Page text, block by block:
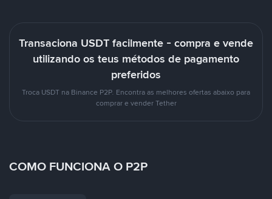
Transaciona USDT facilmente - compra e vende
utilizando os teus métodos de pagamento
preferidos
Troca USDT na Binance P2P. Encontra as melhores ofertas abaixo para
comprar e vender Tether
COMO FUNCIONA O P2P